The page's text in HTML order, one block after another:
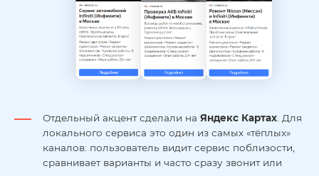
Отдельный акцент сделали на Яндекс Картах. Для
локального сервиса это один из самых «тёплых»
каналов: пользователь видит сервис поблизости,
сравнивает варианты и часто сразу звонит или